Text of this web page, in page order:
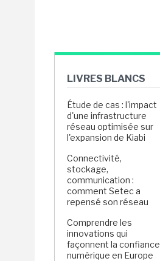
LIVRES BLANCS
Étude de cas : l'impact
d'une infrastructure
réseau optimisée sur
l'expansion de Kiabi
Connectivité,
stockage,
communication :
comment Setec a
repensé son réseau
Comprendre les
innovations qui
façonnent la confiance
numérique en Europe